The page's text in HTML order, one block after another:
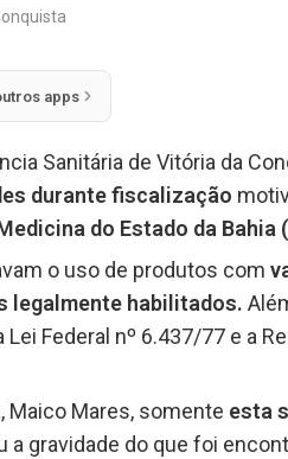
apps
Sanitária de Vitória da
durante fiscalização
do Estado da Bahia
o uso de produtos com
legalmente habilitados.
Federal nº 6.437/77 e a
Maico Mares, somente esta
a gravidade do que foi